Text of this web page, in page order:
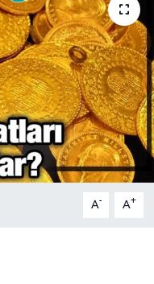
A- A+